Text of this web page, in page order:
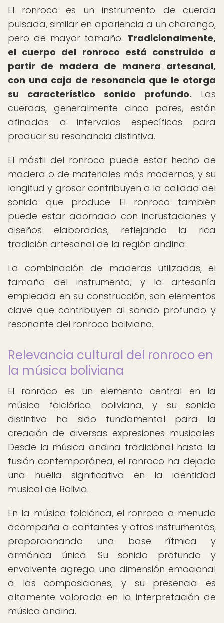
El ronroco es un instrumento de cuerda
pulsada, similar en apariencia a un charango,
pero de mayor tamaño. Tradicionalmente,
el cuerpo del ronroco está construido a
partir de madera de manera artesanal,
con una caja de resonancia que le otorga
su característico sonido profundo. Las
cuerdas, generalmente cinco pares, están
afinadas a intervalos específicos para
producir su resonancia distintiva.
El mástil del ronroco puede estar hecho de
madera o de materiales más modernos, y su
longitud y grosor contribuyen a la calidad del
sonido que produce. El ronroco también
puede estar adornado con incrustaciones y
diseños elaborados, reflejando la rica
tradición artesanal de la región andina.
La combinación de maderas utilizadas, el
tamaño del instrumento, y la artesanía
empleada en su construcción, son elementos
clave que contribuyen al sonido profundo y
resonante del ronroco boliviano.
Relevancia cultural del ronroco en
la música boliviana
El ronroco es un elemento central en la
música folclórica boliviana, y su sonido
distintivo ha sido fundamental para la
creación de diversas expresiones musicales.
Desde la música andina tradicional hasta la
fusión contemporánea, el ronroco ha dejado
una huella significativa en la identidad
musical de Bolivia.
En la música folclórica, el ronroco a menudo
acompaña a cantantes y otros instrumentos,
proporcionando una base rítmica y
armónica única. Su sonido profundo y
envolvente agrega una dimensión emocional
a las composiciones, y su presencia es
altamente valorada en la interpretación de
música andina.